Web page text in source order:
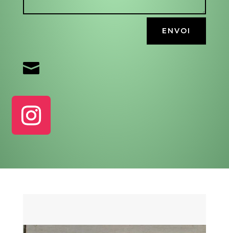
ENVOI
